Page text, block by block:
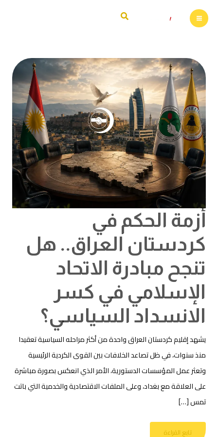
تخطي
إلى
البحث
أزمة الحكم في
كردستان العراق.. هل
تنجح مبادرة الاتحاد
الإسلامي في كسر
الانسداد السياسي؟
يشهد إقليم كردستان العراق واحدة من أكثر مراحله السياسية تعقيدا
منذ سنوات، في ظل تصاعد الخلافات بين القوى الكردية الرئيسية
وتعثر عمل المؤسسات الدستورية، الأمر الذي انعكس بصورة مباشرة
على العلاقة مع بغداد، وعلى الملفات الاقتصادية والخدمية التي باتت
تمس […]
في
كردستان
العراق..
هل
تنجح
مبادرة
الاتحاد
الإسلاميفي
كسر
الانسداد
السياسي؟
تابع القراءة